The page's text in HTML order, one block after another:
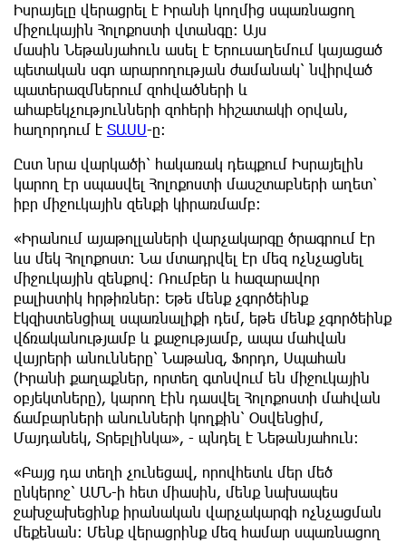
Իսրայելը վերացրել է Իրանի կողմից սպառնացող
միջուկային Հոլոքոստի վտանգը։ Այս
մասին Նեթանյահուն ասել է Երուսաղեմում կայացած
պետական սգո արարողության ժամանակ՝ նվիրված
պատերազմներում զոհվածների և
ահաբեկչությունների զոհերի հիշատակի օրվան,
հաղորդում է ՏԱՍՍ-ը:
Ըստ նրա վարկածի՝ հակառակ դեպքում Իսրայելին
կարող էր սպասվել Հոլոքոստի մասշտաբների աղետ՝
իբր միջուկային զենքի կիրառմամբ։
«Իրանում այաթոլլաների վարչակարգը ծրագրում էր
ևս մեկ Հոլոքոստ։ Նա մտադրվել էր մեզ ոչնչացնել
միջուկային զենքով։ Ռումբեր և հազարավոր
բալիստիկ հրթիռներ։ Եթե մենք չգործեինք
էկզիստենցիալ սպառնալիքի դեմ, եթե մենք չգործեինք
վճռականությամբ և քաջությամբ, ապա մահվան
վայրերի անունները՝ Նաթանզ, Ֆորդո, Սպահան
(Իրանի քաղաքներ, որտեղ գտնվում են միջուկային
օբյեկտները), կարող էին դասվել Հոլոքոստի մահվան
ճամբարների անունների կողքին՝ Օսվենցիմ,
Մայդանեկ, Տրեբլինկա», - պնդել է Նեթանյահուն։
«Բայց դա տեղի չունեցավ, որովհետև մեր մեծ
ընկերոջ՝ ԱՄՆ-ի հետ միասին, մենք նախապես
ջախջախեցինք իրանական վարչակարգի ոչնչացման
մեքենան։ Մենք վերացրինք մեզ համար սպառնացող